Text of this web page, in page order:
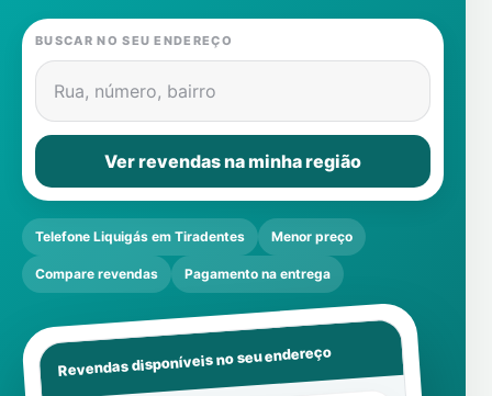
Gás
Contatos
BUSCAR NO SEU ENDEREÇO
Rua, número, bairro
Ver revendas na minha região
Telefone Liquigás em Tiradentes Menor preço
Compare revendas Pagamento na entrega
Revendas disponíveis no seu endereço